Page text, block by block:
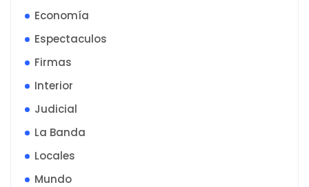
Economía
Espectaculos
Firmas
Interior
Judicial
La Banda
Locales
Mundo